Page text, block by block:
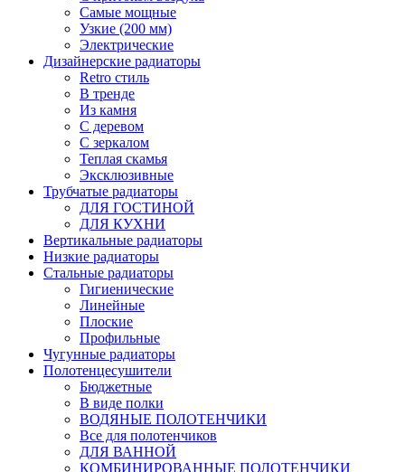
Самые мощные
Узкие (200 мм)
Электрические
Дизайнерские радиаторы
Retro стиль
В тренде
Из камня
С деревом
С зеркалом
Теплая скамья
Эксклюзивные
Трубчатые радиаторы
ДЛЯ ГОСТИНОЙ
ДЛЯ КУХНИ
Вертикальные радиаторы
Низкие радиаторы
Стальные радиаторы
Гигиенические
Линейные
Плоские
Профильные
Чугунные радиаторы
Полотенцесушители
Бюджетные
В виде полки
ВОДЯНЫЕ ПОЛОТЕНЧИКИ
Все для полотенчиков
ДЛЯ ВАННОЙ
КОМБИНИРОВАННЫЕ ПОЛОТЕНЧИКИ